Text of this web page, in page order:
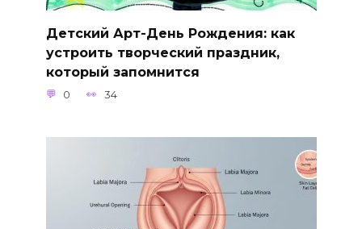
Детский Арт-День Рождения: как
устроить творческий праздник,
который запомнится
0 34